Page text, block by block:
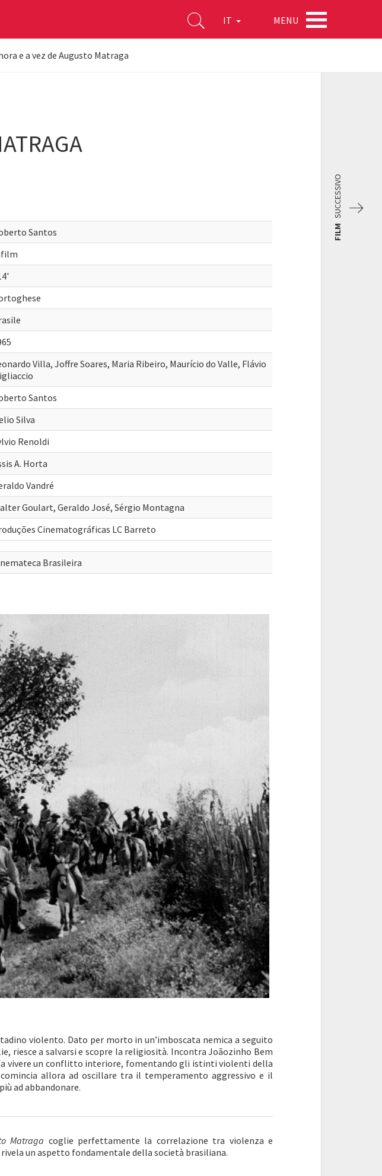
IT MENU
e a vez de Augusto Matraga
Santos
Villa, Joffre Soares, Maria Ribeiro, Maurício do Valle, Flávio
Santos
Silva
Renoldi
A. Horta
Vandré
Goulart, Geraldo José, Sérgio Montagna
Cinematográficas LC Barreto
Brasileira
FILM
SUCCESSIVO
violento. Dato per morto in un’imboscata nemica a seguito
riesce a salvarsi e scopre la religiosità. Incontra Joãozinho Bem
vivere un conflitto interiore, fomentando gli istinti violenti della
allora ad oscillare tra il temperamento aggressivo e il
ad abbandonare.
Matraga coglie perfettamente la correlazione tra violenza e
un aspetto fondamentale della società brasiliana.